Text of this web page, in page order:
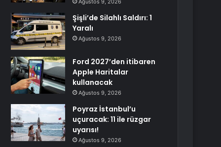
Ağustos 9, 2026
Şişli’de Silahlı Saldırı: 1
Yaralı
Ağustos 9, 2026
Ford 2027’den itibaren
Apple Haritalar
kullanacak
Ağustos 9, 2026
Poyraz İstanbul’u
uçuracak: 11 ile rüzgar
uyarısı!
Ağustos 9, 2026